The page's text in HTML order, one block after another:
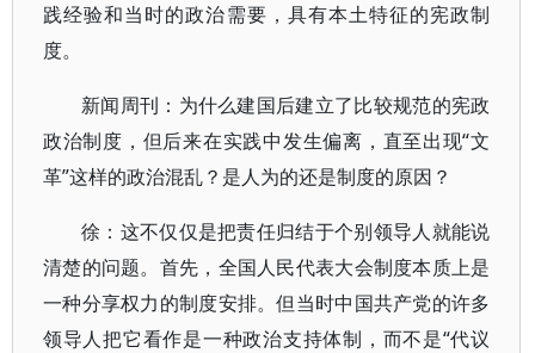
践经验和当时的政治需要，具有本土特征的宪政制
度。
新闻周刊：为什么建国后建立了比较规范的宪政
政治制度，但后来在实践中发生偏离，直至出现“文
革”这样的政治混乱？是人为的还是制度的原因？
徐：这不仅仅是把责任归结于个别领导人就能说
清楚的问题。首先，全国人民代表大会制度本质上是
一种分享权力的制度安排。但当时中国共产党的许多
领导人把它看作是一种政治支持体制，而不是“代议